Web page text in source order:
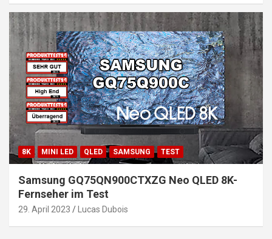
8K MINI LED QLED SAMSUNG TEST
Samsung GQ75QN900CTXZG Neo QLED 8K-
Fernseher im Test
29. April 2023 Lucas Dubois